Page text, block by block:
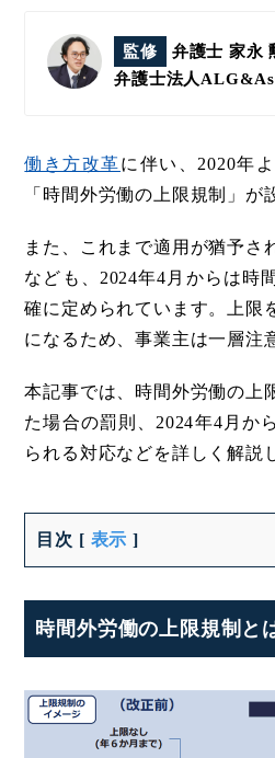
監修
弁護士 家永
弁護士法人
働き方改革に伴い、2020年
「時間外労働の上限規制」が
また、これまで適用が猶予さ
なども、2024年4月からは時
確に定められています。上限
になるため、事業主は一層注
本記事では、時間外労働の上
た場合の罰則、2024年4月か
られる対応などを詳しく解説
目次 [ 表示 ]
時間外労働の上限規制と